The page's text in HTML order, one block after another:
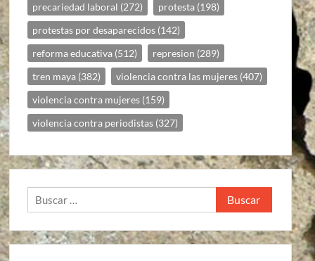
precariedad laboral (272) protesta (198)
protestas por desaparecidos (142)
reforma educativa (512) represion (289)
tren maya (382) violencia contra las mujeres (407)
violencia contra mujeres (159)
violencia contra periodistas (327)
Buscar: